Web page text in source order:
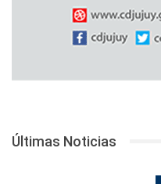
Últimas Noticias